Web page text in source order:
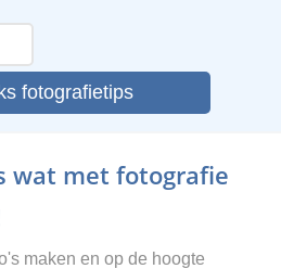
fotografietips
wat met fotografie
maken en op de hoogte